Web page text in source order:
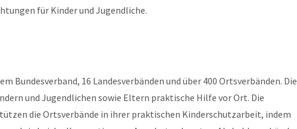
für Kinder und Jugendliche.
Bundesverband, 16 Landesverbänden und über 400 Ortsverbänden. Die
und Jugendlichen sowie Eltern praktische Hilfe vor Ort. Die
die Ortsverbände in ihrer praktischen Kinderschutzarbeit, indem